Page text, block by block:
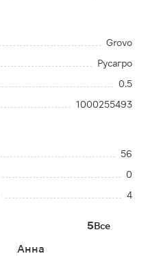
Grovo
Русагро
0.5
1000255493
56
0
4
5Все
Анна